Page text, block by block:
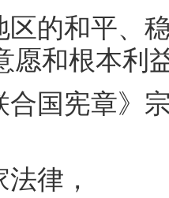
区的和平、
愿和根本利
合国宪章》
律，